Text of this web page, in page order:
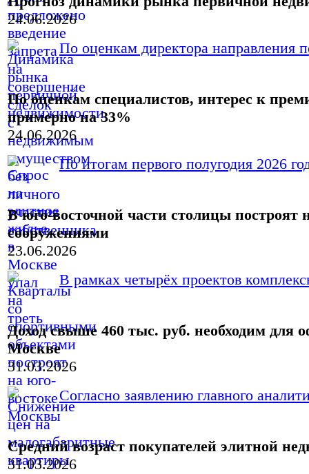
24.06.2026
По оценкам директора направления
По оценкам специалистов, интерес к
примерно на 33%
24.06.2026
По итогам первого полугодия 2026
В юго-восточной части столицы
сооружениями
23.06.2026
В рамках четырёх проектов
Доход свыше 460 тыс. руб. необходим для
Москве
31.03.2026
Согласно заявлению главного
Средний возраст покупателей элитной
31.03.2026